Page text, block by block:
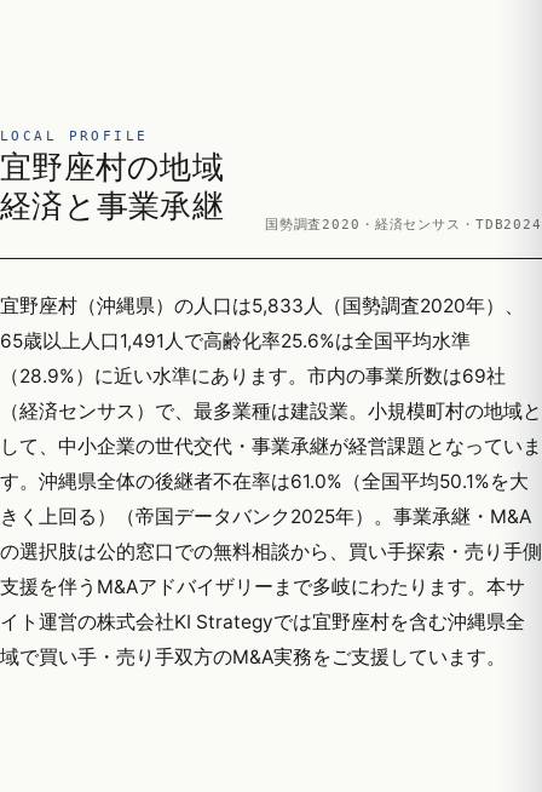
LOCAL PROFILE
宜野座村の地域
経済と事業承継
国勢調査2020・経済センサス・TDB2024
宜野座村（沖縄県）の人口は5,833人（国勢調査2020年）、
65歳以上人口1,491人で高齢化率25.6%は全国平均水準
（28.9%）に近い水準にあります。市内の事業所数は69社
（経済センサス）で、最多業種は建設業。小規模町村の地域と
して、中小企業の世代交代・事業承継が経営課題となっていま
す。沖縄県全体の後継者不在率は61.0%（全国平均50.1%を大
きく上回る）（帝国データバンク2025年）。事業承継・M&A
の選択肢は公的窓口での無料相談から、買い手探索・売り手側
支援を伴うM&Aアドバイザリーまで多岐にわたります。本サ
イト運営の株式会社KI Strategyでは宜野座村を含む沖縄県全
域で買い手・売り手双方のM&A実務をご支援しています。